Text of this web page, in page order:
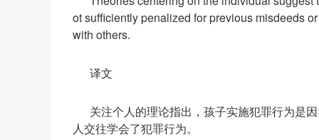
ot sufficiently penalized for previous misdeeds
with others.
译文
关注个人的理论指出，孩子实施犯罪行为是
人交往学会了犯罪行为。